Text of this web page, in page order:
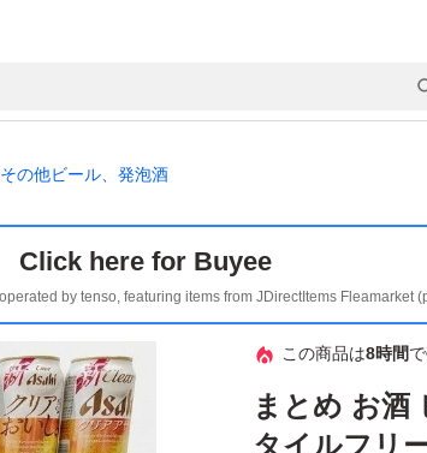
その他ビール、発泡酒
Click here for Buyee
by tenso, featuring items from JDirectItems Fleamarket
この商品は8時間
まとめ お酒
タイルフリ